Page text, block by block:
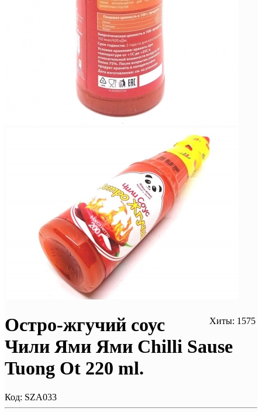
Хиты: 1575
Остро-жгучий соус
Чили Ями Ями Chilli Sause
Tuong Ot 220 ml.
Код: SZA033